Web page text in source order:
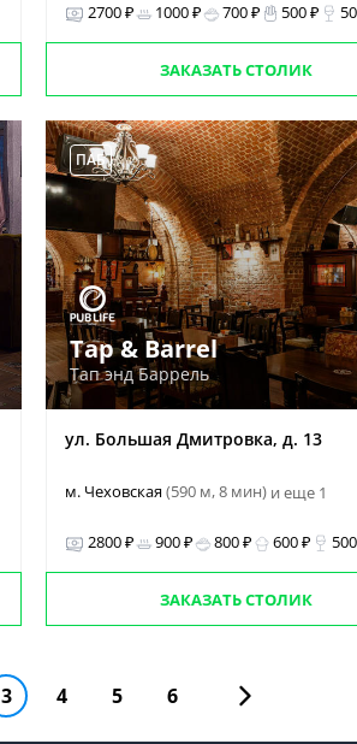
2700 ₽ 1000 ₽ 700 ₽ 500 ₽
ЗАКАЗАТЬ СТОЛИК
ПАБ
Tap & Barrel
Тап энд Баррель
ул. Большая Дмитровка, д. 13
м. Чеховская(590 м, 8 мин) и еще 1
2800 ₽ 900 ₽ 800 ₽ 600 ₽
ЗАКАЗАТЬ СТОЛИК
3 4 5 6